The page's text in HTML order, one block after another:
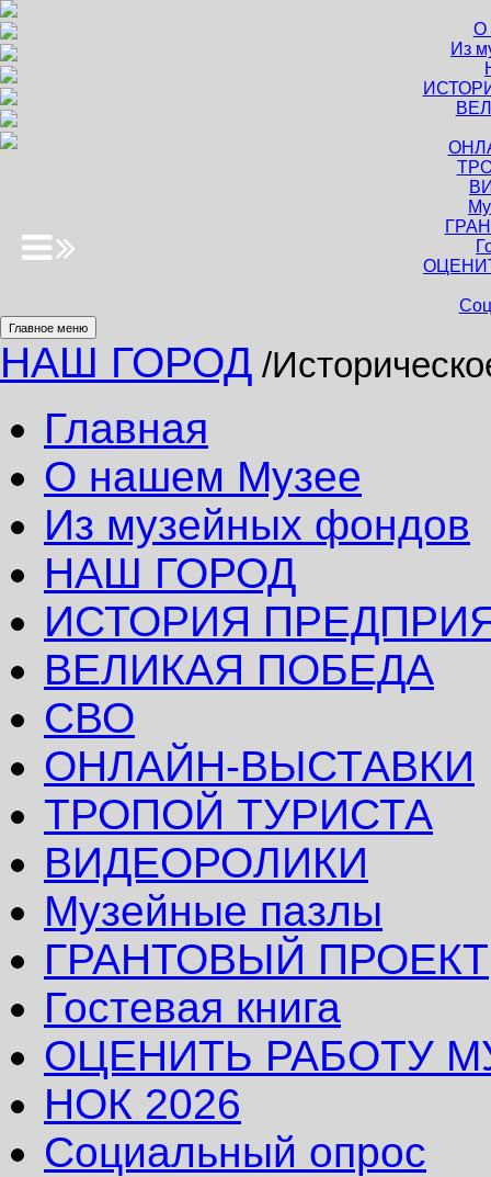
О
Из
Главное меню
НАШ ГОРОД /
Главная
О нашем Музее
Из музейных фондов
НАШ ГОРОД
ИСТОРИЯ
ВЕЛИКАЯ ПОБЕДА
СВО
ОНЛАЙН-ВЫСТАВКИ
ТРОПОЙ ТУРИСТА
ВИДЕОРОЛИКИ
Музейные пазлы
ГРАНТОВЫЙ ПРОЕКТ
Гостевая книга
ОЦЕНИТЬ РАБОТУ
НОК 2026
Социальный опрос